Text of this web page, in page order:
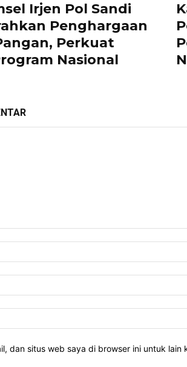
Irjen Pol Sandi
Penghargaan
Perkuat
Nasional
dan situs web saya di browser ini untuk lain